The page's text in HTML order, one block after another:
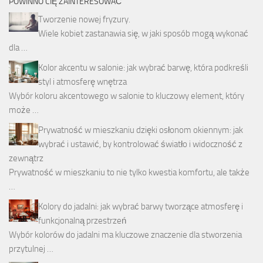
Tworzenie nowej fryzury.
Wiele kobiet zastanawia się, w jaki sposób mogą wykonać
dla …
Kolor akcentu w salonie: jak wybrać barwę, która podkreśli
styl i atmosferę wnętrza
Wybór koloru akcentowego w salonie to kluczowy element, który
może …
Prywatność w mieszkaniu dzięki osłonom okiennym: jak
wybrać i ustawić, by kontrolować światło i widoczność z
zewnątrz
Prywatność w mieszkaniu to nie tylko kwestia komfortu, ale także
…
Kolory do jadalni: jak wybrać barwy tworzące atmosferę i
funkcjonalną przestrzeń
Wybór kolorów do jadalni ma kluczowe znaczenie dla stworzenia
przytulnej …